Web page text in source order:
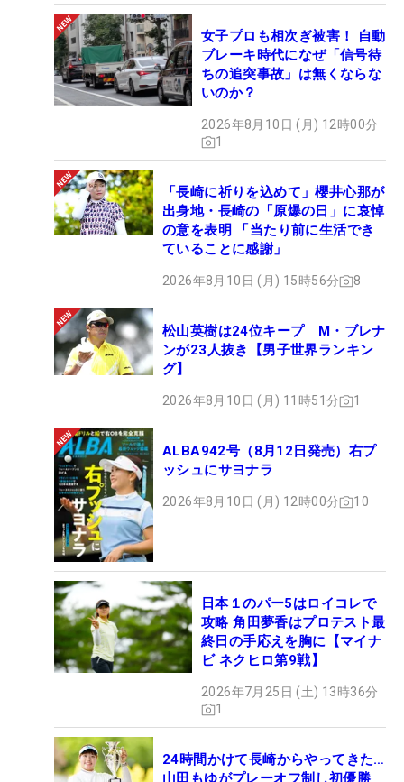
女子プロも相次ぎ被害！ 自動
ブレーキ時代になぜ「信号待
ちの追突事故」は無くならな
いのか？
2026年8月10日 (月) 12時00分
1
「長崎に祈りを込めて」櫻井心那が
出身地・長崎の「原爆の日」に哀悼
の意を表明 「当たり前に生活でき
ていることに感謝」
2026年8月10日 (月) 15時56分 8
松山英樹は24位キープ M・ブレナ
ンが23人抜き【男子世界ランキン
グ】
2026年8月10日 (月) 11時51分 1
ALBA942号（8月12日発売）右プ
ッシュにサヨナラ
2026年8月10日 (月) 12時00分 10
日本１のパー5はロイコレで
攻略 角田夢香はプロテスト最
終日の手応えを胸に【マイナ
ビ ネクヒロ第9戦】
2026年7月25日 (土) 13時36分
1
24時間かけて長崎からやってきた…
山田もゆがプレーオフ制し初優勝